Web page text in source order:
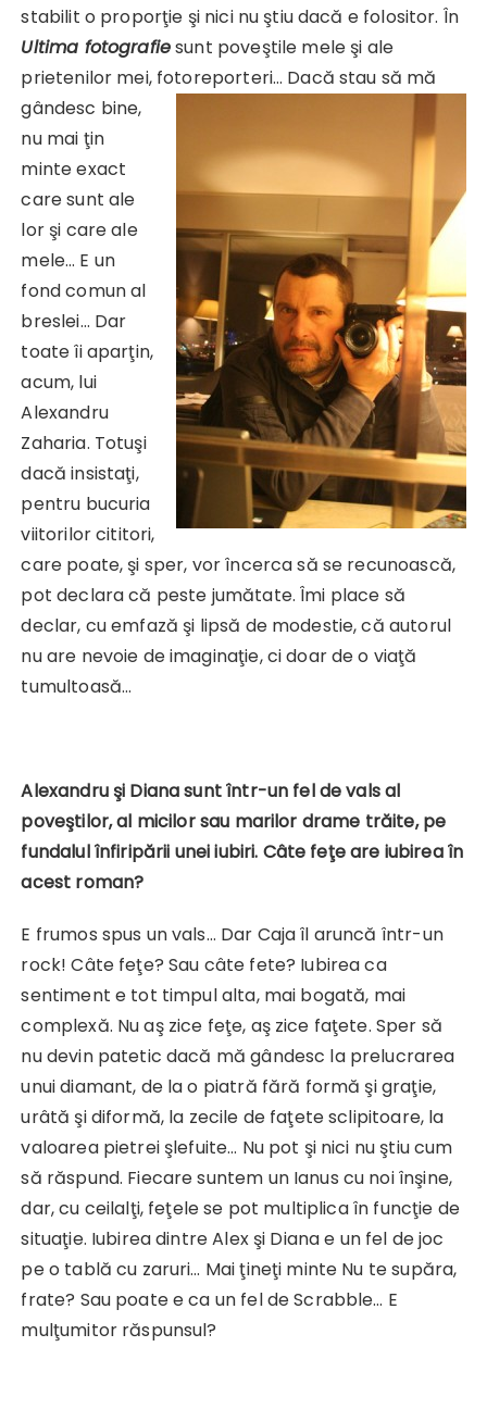
stabilit o proporţie şi nici nu ştiu dacă e folositor. În
Ultima fotografiesunt poveştile mele şi ale
prietenilor mei, fotoreporteri… Dacă stau să mă
gândesc bine,
nu mai ţin
minte exact
care sunt ale
lor şi care ale
mele… E un
fond comun al
breslei… Dar
toate îi aparţin,
acum, lui
Alexandru
Zaharia. Totuşi
dacă insistaţi,
pentru bucuria
viitorilor cititori,
care poate, şi sper, vor încerca să se recunoască,
pot declara că peste jumătate. Îmi place să
declar, cu emfază şi lipsă de modestie, că autorul
nu are nevoie de imaginaţie, ci doar de o viaţă
tumultoasă…
Alexandru şi Diana sunt într-un fel de vals al
poveştilor, al micilor sau marilor drame trăite, pe
fundalul înfiripării unei iubiri. Câte feţe are iubirea în
acest roman?
E frumos spus un vals… Dar Caja îl aruncă într-un
rock! Câte feţe? Sau câte fete? Iubirea ca
sentiment e tot timpul alta, mai bogată, mai
complexă. Nu aş zice feţe, aş zice faţete. Sper să
nu devin patetic dacă mă gândesc la prelucrarea
unui diamant, de la o piatră fără formă şi graţie,
urâtă şi diformă, la zecile de faţete sclipitoare, la
valoarea pietrei şlefuite… Nu pot şi nici nu ştiu cum
să răspund. Fiecare suntem un Ianus cu noi înşine,
dar, cu ceilalţi, feţele se pot multiplica în funcţie de
situaţie. Iubirea dintre Alex şi Diana e un fel de joc
pe o tablă cu zaruri… Mai ţineţi minte Nu te supăra,
frate? Sau poate e ca un fel de Scrabble… E
mulţumitor răspunsul?